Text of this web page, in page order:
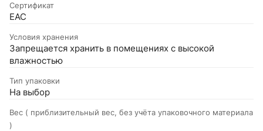
Сертификат
EAC
Условия хранения
Запрещается хранить в помещениях с высокой
влажностью
Тип упаковки
На выбор
Вес ( приблизительный вес, без учёта упаковочного материала
)